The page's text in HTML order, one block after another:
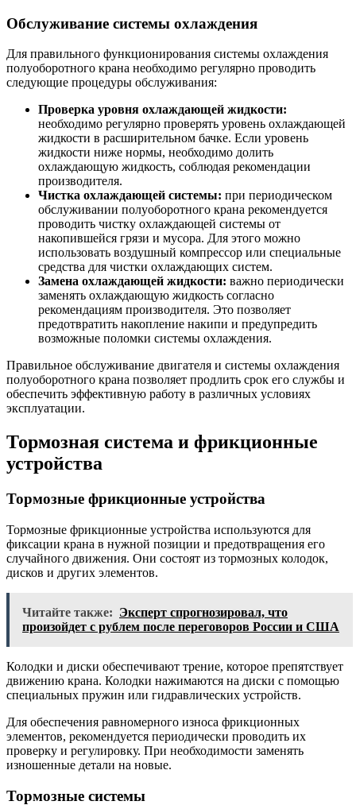
Обслуживание системы охлаждения
Для правильного функционирования системы охлаждения
полуоборотного крана необходимо регулярно проводить
следующие процедуры обслуживания:
Проверка уровня охлаждающей жидкости:
необходимо регулярно проверять уровень охлаждающей
жидкости в расширительном бачке. Если уровень
жидкости ниже нормы, необходимо долить
охлаждающую жидкость, соблюдая рекомендации
производителя.
Чистка охлаждающей системы: при периодическом
обслуживании полуоборотного крана рекомендуется
проводить чистку охлаждающей системы от
накопившейся грязи и мусора. Для этого можно
использовать воздушный компрессор или специальные
средства для чистки охлаждающих систем.
Замена охлаждающей жидкости: важно периодически
заменять охлаждающую жидкость согласно
рекомендациям производителя. Это позволяет
предотвратить накопление накипи и предупредить
возможные поломки системы охлаждения.
Правильное обслуживание двигателя и системы охлаждения
полуоборотного крана позволяет продлить срок его службы и
обеспечить эффективную работу в различных условиях
эксплуатации.
Тормозная система и фрикционные
устройства
Тормозные фрикционные устройства
Тормозные фрикционные устройства используются для
фиксации крана в нужной позиции и предотвращения его
случайного движения. Они состоят из тормозных колодок,
дисков и других элементов.
Читайте также: Эксперт спрогнозировал, что
произойдет с рублем после переговоров России и США
Колодки и диски обеспечивают трение, которое препятствует
движению крана. Колодки нажимаются на диски с помощью
специальных пружин или гидравлических устройств.
Для обеспечения равномерного износа фрикционных
элементов, рекомендуется периодически проводить их
проверку и регулировку. При необходимости заменять
изношенные детали на новые.
Тормозные системы